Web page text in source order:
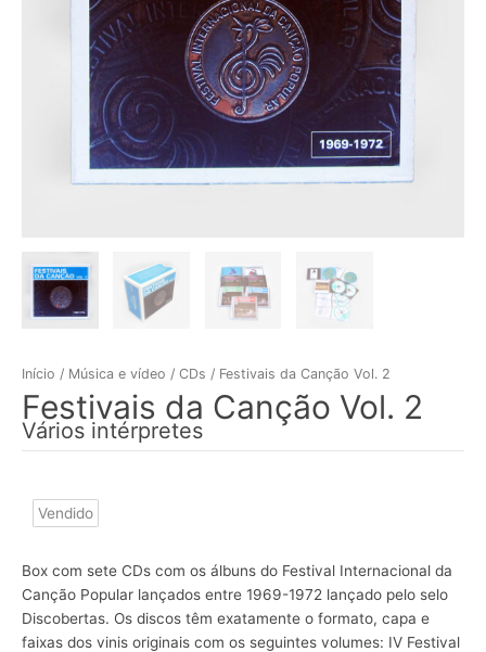
Início / Música e vídeo / CDs / Festivais da Canção Vol. 2
Festivais da Canção Vol. 2
Vários intérpretes
Vendido
Box com sete CDs com os álbuns do Festival Internacional da
Canção Popular lançados entre 1969-1972 lançado pelo selo
Discobertas. Os discos têm exatamente o formato, capa e
faixas dos vinis originais com os seguintes volumes: IV Festival